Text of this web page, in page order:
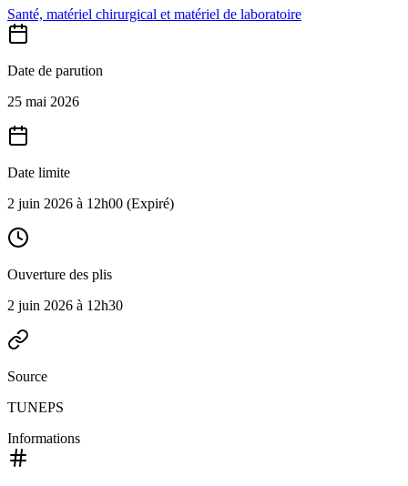
Santé, matériel chirurgical et matériel de laboratoire
Date de parution
25 mai 2026
Date limite
2 juin 2026 à 12h00 (Expiré)
Ouverture des plis
2 juin 2026 à 12h30
Source
TUNEPS
Informations